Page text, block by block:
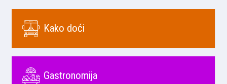
Kako doći
Gastronomija